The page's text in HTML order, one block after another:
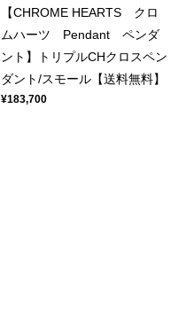
【CHROME HEARTS クロ
ムハーツ Pendant ペンダ
ント】トリプルCHクロスペン
ダント/スモール【送料無料】
¥183,700